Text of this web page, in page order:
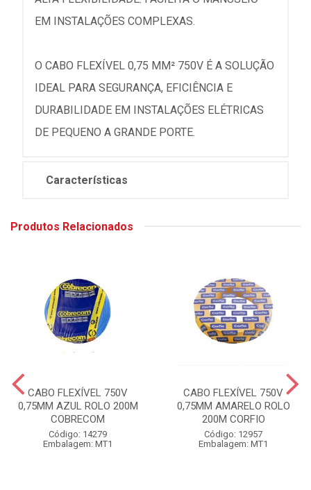
EM INSTALAÇÕES COMPLEXAS.
O CABO FLEXÍVEL 0,75 MM² 750V É A SOLUÇÃO
IDEAL PARA SEGURANÇA, EFICIÊNCIA E
DURABILIDADE EM INSTALAÇÕES ELÉTRICAS
DE PEQUENO A GRANDE PORTE.
Características
Produtos Relacionados
CABO FLEXÍVEL 750V
0,75MM AZUL ROLO 200M
COBRECOM
Código: 14279
Embalagem: MT1
CABO FLEXÍVEL 750V
0,75MM AMARELO ROLO
200M CORFIO
Código: 12957
Embalagem: MT1